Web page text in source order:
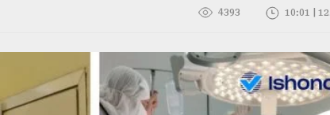
4393 10:01 |